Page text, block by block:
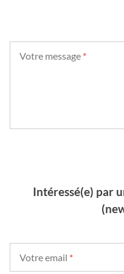
Votre message *
Intéressé(e) par
Votre email *